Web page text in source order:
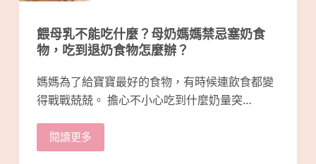
餵母乳不能吃什麼？母奶媽媽禁忌塞奶食
物，吃到退奶食物怎麼辦？
媽媽為了給寶寶最好的食物，有時候連飲食都變
得戰戰兢兢。 擔心不小心吃到什麼奶量突…
閱讀更多